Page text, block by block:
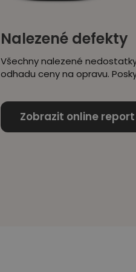
Nalezené defekty
Všechny nalezené
odhadu ceny na opravu.
Zobrazit online report